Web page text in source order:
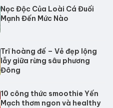
Nọc Độc Của Loài Cá Đuối
Mạnh Đến Mức Nào
Trĩ hoàng đế – Vẻ đẹp lộng
lẫy giữa rừng sâu phương
Đông
10 công thức smoothie Yến
Mạch thơm ngon và healthy